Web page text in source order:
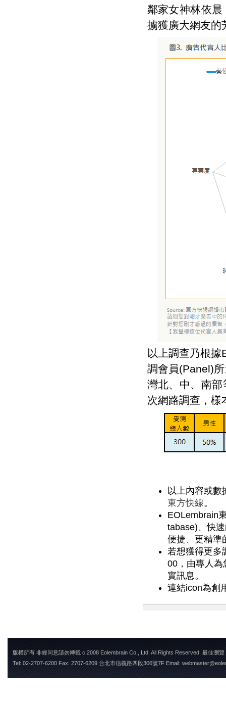
鄰家女神林依
擄獲廣大網友的
以上調查乃根
調會員(Panel)
灣北、中、南
次網路調查，樣
以上內容或數
東方快線。
EOLembrain
tabase)、快
便捷、更精準
若想獲得更多
00，由專人為
實訊息。
連結icon為創
版權所有 非經同意請勿轉載 c 2008 Eolembrain Co., Ltd. All Rights Reserved. 最佳瀏覽
Tel: 02-2707-6200 Fax: 2707-6209 台北市信義路四段306號7F Email: